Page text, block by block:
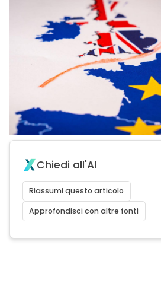
Chiedi all'AI
Riassumi questo articolo
Approfondisci con altre fonti